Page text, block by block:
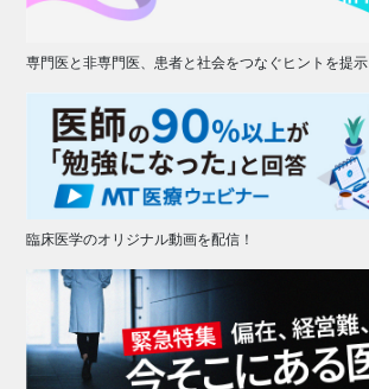
専門医と非専門医、患者と社会をつなぐヒントを提示
臨床医学のオリジナル動画を配信！